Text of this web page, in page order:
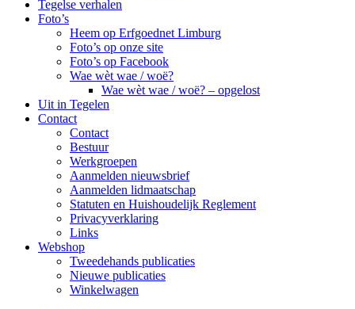
Tegelse verhalen
Foto’s
Heem op Erfgoednet Limburg
Foto’s op onze site
Foto’s op Facebook
Wae wèt wae / woë?
Wae wèt wae / woë? – opgelost
Uit in Tegelen
Contact
Contact
Bestuur
Werkgroepen
Aanmelden nieuwsbrief
Aanmelden lidmaatschap
Statuten en Huishoudelijk Reglement
Privacyverklaring
Links
Webshop
Tweedehands publicaties
Nieuwe publicaties
Winkelwagen